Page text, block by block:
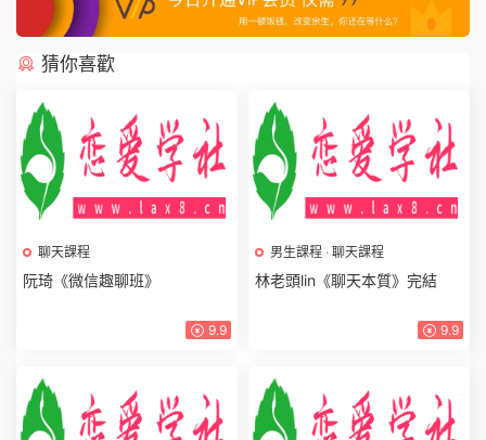
猜你喜歡
聊天課程
阮琦《微信趣聊班》
9.9
男生課程 · 聊天課程
林老頭lin《聊天本質》完結
9.9